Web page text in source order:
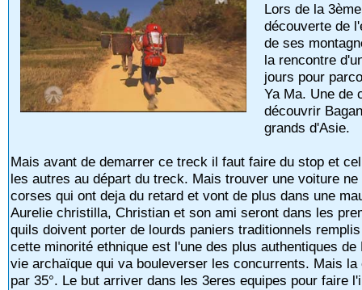
Lors de la
découverte de
de ses
la rencontre
jours pour
Ya Ma. Une de
découvrir
grands d'Asie.
Mais avant de demarrer ce treck il faut faire du stop et
les autres au départ du treck. Mais trouver une voiture
corses qui ont deja du retard et vont de plus dans une
Aurelie christilla, Christian et son ami seront dans les
quils doivent porter de lourds paniers traditionnels
cette minorité ethnique est l'une des plus authentiques
vie archaïque qui va bouleverser les concurrents. Mais
par 35°. Le but arriver dans les 3eres equipes pour faire